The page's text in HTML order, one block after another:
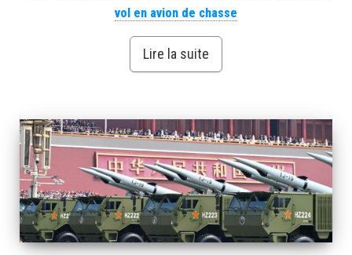
vol en avion de chasse
Lire la suite